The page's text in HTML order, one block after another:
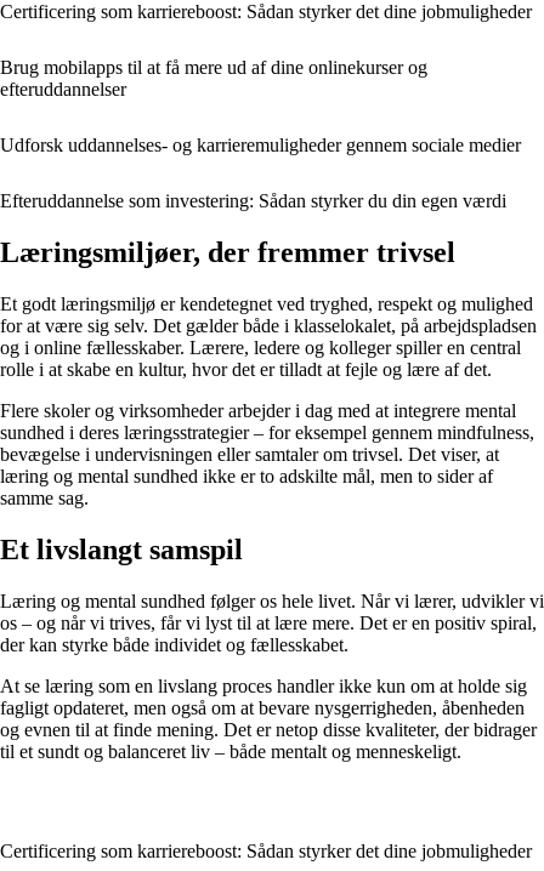
Certificering som karriereboost: Sådan styrker det dine jobmuligheder
Brug mobilapps til at få mere ud af dine onlinekurser og
efteruddannelser
Udforsk uddannelses- og karrieremuligheder gennem sociale medier
Efteruddannelse som investering: Sådan styrker du din egen værdi
Læringsmiljøer, der fremmer trivsel
Et godt læringsmiljø er kendetegnet ved tryghed, respekt og mulighed
for at være sig selv. Det gælder både i klasselokalet, på arbejdspladsen
og i online fællesskaber. Lærere, ledere og kolleger spiller en central
rolle i at skabe en kultur, hvor det er tilladt at fejle og lære af det.
Flere skoler og virksomheder arbejder i dag med at integrere mental
sundhed i deres læringsstrategier – for eksempel gennem mindfulness,
bevægelse i undervisningen eller samtaler om trivsel. Det viser, at
læring og mental sundhed ikke er to adskilte mål, men to sider af
samme sag.
Et livslangt samspil
Læring og mental sundhed følger os hele livet. Når vi lærer, udvikler vi
os – og når vi trives, får vi lyst til at lære mere. Det er en positiv spiral,
der kan styrke både individet og fællesskabet.
At se læring som en livslang proces handler ikke kun om at holde sig
fagligt opdateret, men også om at bevare nysgerrigheden, åbenheden
og evnen til at finde mening. Det er netop disse kvaliteter, der bidrager
til et sundt og balanceret liv – både mentalt og menneskeligt.
Certificering som karriereboost: Sådan styrker det dine jobmuligheder